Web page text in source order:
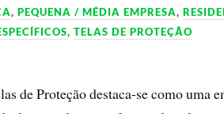
,PEQUENA / MÉDIA EMPRESA,
,TELAS DE PROTEÇÃO
de Proteção destaca-se como uma